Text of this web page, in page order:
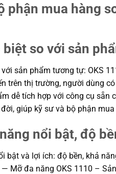
phận mua hàng
biệt so với sản
với sản phẩm tương tự: OKS
trên thị trường, người dùng
dễ tích hợp với công cụ sẵn
giúp kỹ sư và bộ phận
nổi bật, độ
bật và lợi ích: độ bền, khả
Mỡ đa năng OKS 1110 –